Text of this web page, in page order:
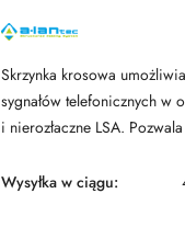
NAZWA
PRODUCENTA:
Skrzynka krosowa
sygnałów telefonicznych w
i nierozłaczne LSA.
Wysyłka w ciągu: